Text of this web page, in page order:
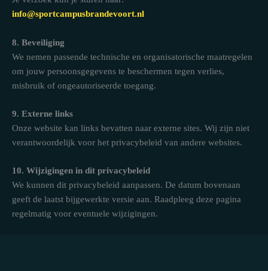
info@sportcampusbrandevoort.nl
8. Beveiliging
We nemen passende technische en organisatorische maatregelen
om jouw persoonsgegevens te beschermen tegen verlies,
misbruik of ongeautoriseerde toegang.
9. Externe links
Onze website kan links bevatten naar externe sites. Wij zijn niet
verantwoordelijk voor het privacybeleid van andere websites.
10. Wijzigingen in dit privacybeleid
We kunnen dit privacybeleid aanpassen. De datum bovenaan
geeft de laatst bijgewerkte versie aan. Raadpleeg deze pagina
regelmatig voor eventuele wijzigingen.